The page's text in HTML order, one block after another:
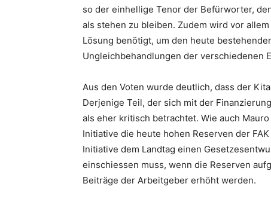
so der einhellige Tenor der Befürworter,
als stehen zu bleiben. Zudem wird vor
Lösung benötigt, um den heute
Ungleichbehandlungen der verschiedenen
Aus den Voten wurde deutlich, dass der
Derjenige Teil, der sich mit der
als eher kritisch betrachtet. Wie auch
Initiative die heute hohen Reserven der
Initiative dem Landtag einen
einschiessen muss, wenn die Reserven
Beiträge der Arbeitgeber erhöht werden.